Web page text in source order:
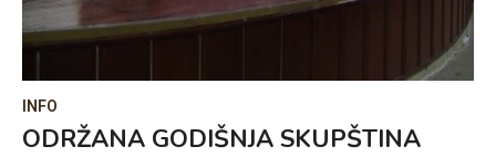
INFO
ODRŽANA GODIŠNJA SKUPŠTINA